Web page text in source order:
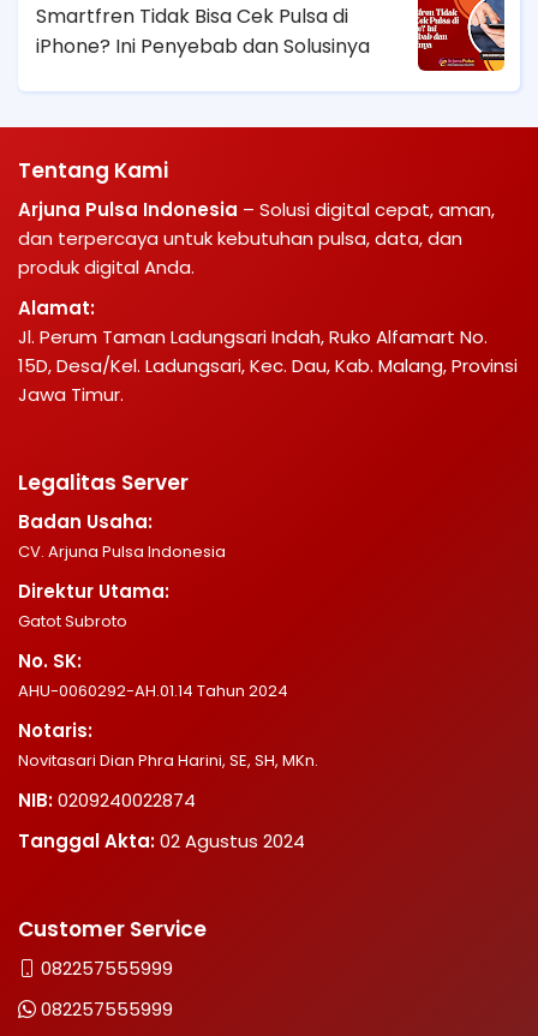
Smartfren Tidak Bisa Cek Pulsa di
iPhone? Ini Penyebab dan Solusinya
Tentang Kami
Arjuna Pulsa Indonesia – Solusi digital cepat, aman,
dan terpercaya untuk kebutuhan pulsa, data, dan
produk digital Anda.
Alamat:
Jl. Perum Taman Ladungsari Indah, Ruko Alfamart No.
15D, Desa/Kel. Ladungsari, Kec. Dau, Kab. Malang, Provinsi
Jawa Timur.
Legalitas Server
Badan Usaha:
CV. Arjuna Pulsa Indonesia
Direktur Utama:
Gatot Subroto
No. SK:
AHU-0060292-AH.01.14 Tahun 2024
Notaris:
Novitasari Dian Phra Harini, SE, SH, MKn.
NIB:0209240022874
Tanggal Akta:02 Agustus 2024
Customer Service
082257555999
082257555999